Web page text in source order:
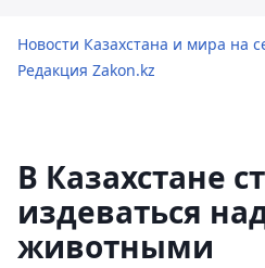
Новости Казахстана и мира на
Редакция Zakon.kz
В Казахстане
издеваться
животными